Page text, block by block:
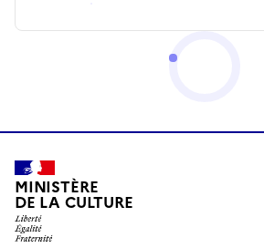
MINISTÈRE
DE LA CULTURE